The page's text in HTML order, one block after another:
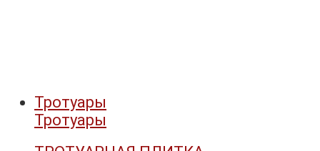
Тротуары
Тротуары